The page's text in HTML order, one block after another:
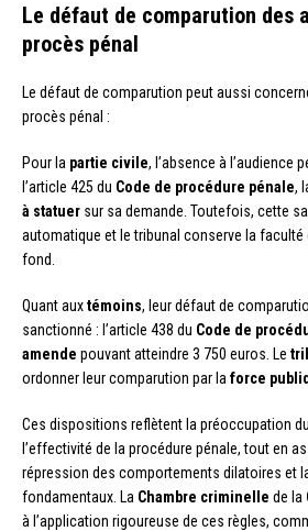
Le défaut de comparution des
procès pénal
Le défaut de comparution peut aussi
procès pénal :
Pour la partie civile, l’absence à l’audience
l’article 425 du Code de procédure pénale,
à statuer sur sa demande. Toutefois, cette
automatique et le tribunal conserve la faculté
fond.
Quant auxtémoins, leur défaut de
sanctionné : l’article 438 du Code de
amende pouvant atteindre 3 750 euros. Le
ordonner leur comparution par la force
Ces dispositions reflètent la préoccupation
l’effectivité de la procédure pénale, tout en
répression des comportements dilatoires et
fondamentaux. La Chambre criminelle de la
à l’application rigoureuse de ces règles,